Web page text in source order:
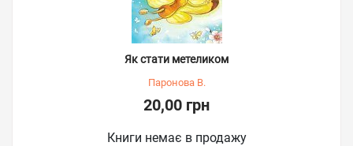
Як стати метеликом
Паронова В.
20,00 грн
Книги немає в продажу